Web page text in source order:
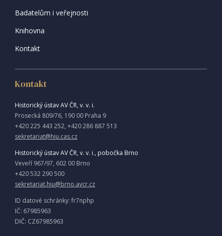
Badatelům i veřejnosti
Knihovna
Kontakt
Kontakt
Historický ústav AV ČR, v. v. i.
Prosecká 809/76, 190 00 Praha 9
+420 225 443 252, +420 286 887 513
sekretariat@hiu.cas.cz
Historický ústav AV ČR, v. v. i., pobočka Brno
Veveří 967/97, 602 00 Brno
+420 532 290 500
sekretariat.hiu@brno.avcr.cz
ID datové schránky: fr7nphp
IČ: 67985963
DIČ: CZ67985963